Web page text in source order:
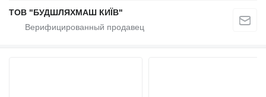
ТОВ "БУДШЛЯХМАШ КИЇВ"